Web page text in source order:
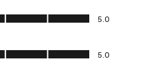
5.0
5.0